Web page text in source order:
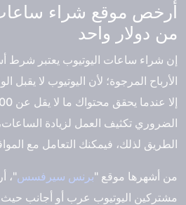
أرخص موقع شراء
من دولار واحد
إن شراء ساعات اليوتيوب يعتبر شرط
الأرباح المرجوة؛ لأن اليوتيوب لا يقبل
الضروري تكثيف العمل لزيادة
الطريق لذلك، فيمكنك التعامل مع
من أشهرها موقع "برنس سيرفسس"،
مشتركين اليوتيوب عرب أو أجانب